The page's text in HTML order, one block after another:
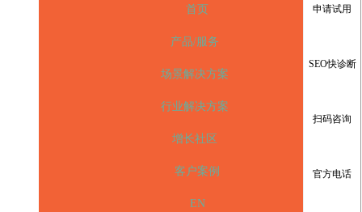
首页
产品/服务
场景解决方案
行业解决方案
增长社区
客户案例
EN
申请试用
SEO快诊断
扫码咨询
官方电话